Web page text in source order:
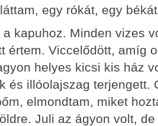
egy rókát, egy
a kapuhoz. Minden vizes
értem. Viccelődött, amíg
helyes kicsi kis ház
és illóolajszag terjengett.
elmondtam, miket
Juli az ágyon volt,